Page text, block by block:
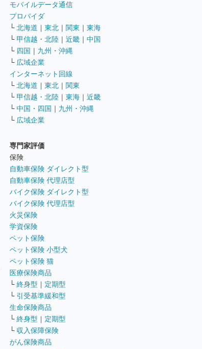
モバイルデータ通信
プロバイダ
└ 北海道 ｜ 東北 ｜ 関東 ｜ 東海
└ 甲信越・北陸 ｜ 近畿 ｜ 中国
└ 四国 ｜ 九州・沖縄
└ 広域企業
インターネット回線
└ 北海道 ｜ 東北 ｜ 関東
└ 甲信越・北陸 ｜ 東海 ｜ 近畿
└ 中国・四国 ｜ 九州・沖縄
└ 広域企業
専門家評価
保険
自動車保険 ダイレクト型
自動車保険 代理店型
バイク保険 ダイレクト型
バイク保険 代理店型
火災保険
学資保険
ペット保険
ペット保険 小型犬
ペット保険 猫
医療保険商品
└ 終身型 ｜ 定期型
└ 引受基準緩和型
生命保険商品
└ 終身型 ｜ 定期型
└ 収入保障保険
がん保険商品